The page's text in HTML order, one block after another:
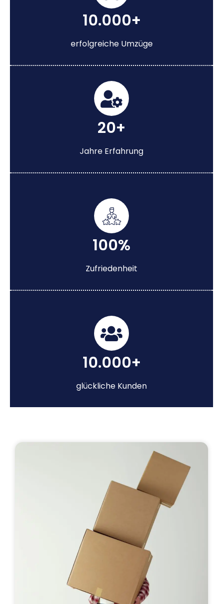
10.000+
erfolgreiche Umzüge
20+
Jahre Erfahrung
100%
Zufriedenheit
10.000+
glückliche Kunden